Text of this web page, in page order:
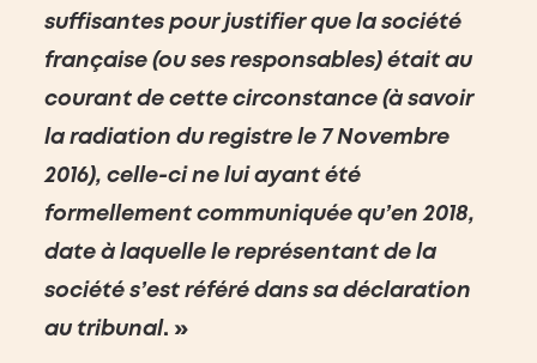
suffisantes pour justifier que la société
française (ou ses responsables) était au
courant de cette circonstance (à savoir
la radiation du registre le 7 Novembre
2016), celle-ci ne lui ayant été
formellement communiquée qu’en 2018,
date à laquelle le représentant de la
société s’est référé dans sa déclaration
au tribunal. »